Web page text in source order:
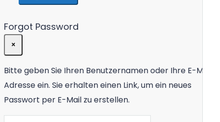
Forgot Password
×
Bitte geben Sie Ihren Benutzernamen oder Ihre E-Mail-
Adresse ein. Sie erhalten einen Link, um ein neues
Passwort per E-Mail zu erstellen.